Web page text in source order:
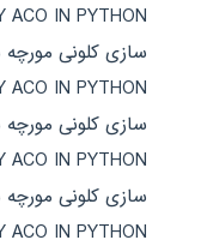
ACO IN PYTHON
سازی کلونی مورچه
ACO IN PYTHON
سازی کلونی مورچه
ACO IN PYTHON
سازی کلونی مورچه
ACO IN PYTHON